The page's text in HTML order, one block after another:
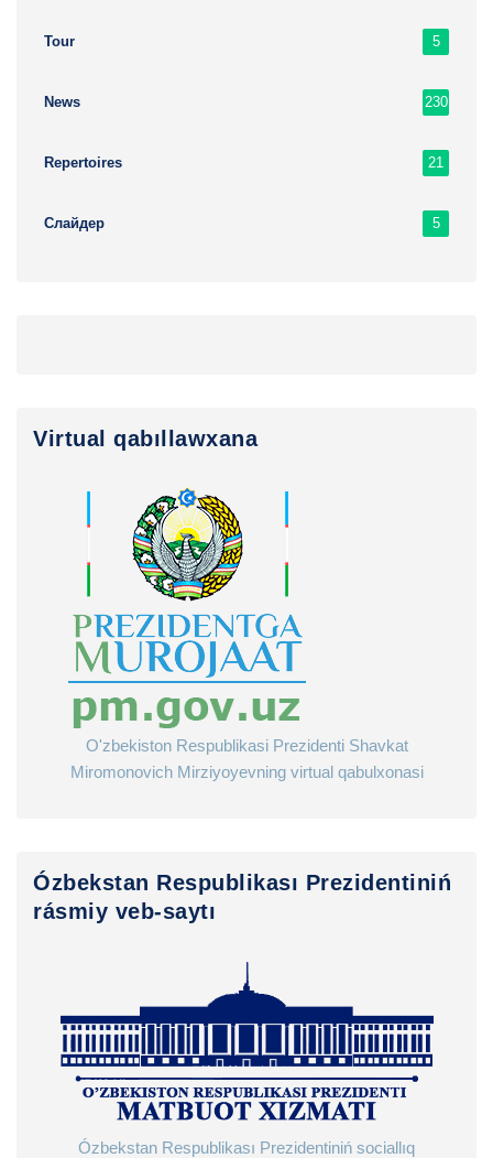
Tour 5
News 230
Repertoires 21
Слайдер 5
Virtual qabıllawxana
O'zbekiston Respublikasi Prezidenti Shavkat
Miromonovich Mirziyoyevning virtual qabulxonasi
Ózbekstan Respublikası Prezidentiniń
rásmiy veb-saytı
Ózbekstan Respublikası Prezidentiniń sociallıq